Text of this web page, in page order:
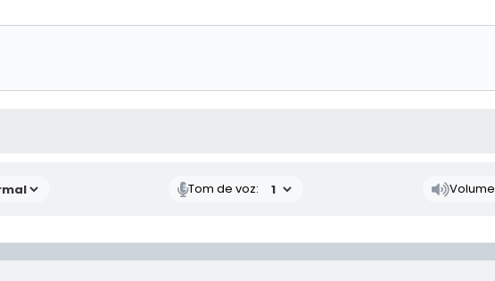
Tom de voz: Volume